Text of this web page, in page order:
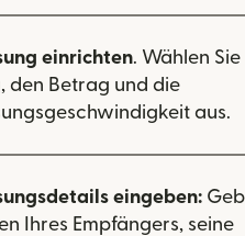
einrichten. Wählen
den Betrag und die
aus.
eingeben:
Ihres Empfängers, seine